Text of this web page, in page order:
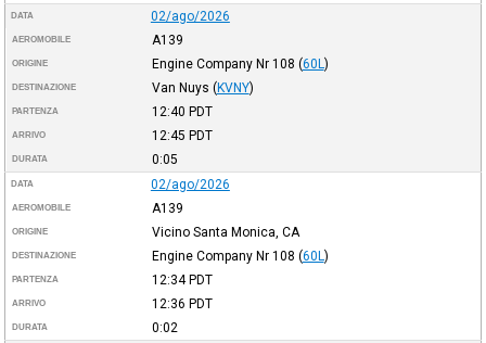
DATA 02/ago/2026
AEROMOBILE A139
ORIGINE Engine Company Nr 108 (60L )
DESTINAZIONE Van Nuys (KVNY)
PARTENZA 12:40 PDT
ARRIVO 12:45 PDT
DURATA 0:05
DATA 02/ago/2026
AEROMOBILE A139
ORIGINE Vicino Santa Monica, CA
DESTINAZIONE Engine Company Nr 108 (60L )
PARTENZA 12:34PDT
ARRIVO 12:36 PDT
DURATA 0:02